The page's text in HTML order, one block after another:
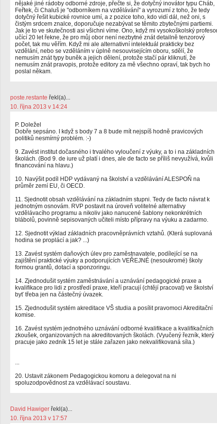
nějaké jiné rádoby odborné zdroje, přečte si, že dotyčný inovátor typu Cháb,
Feřtek, či Chaluš je "odborníkem na vzdělávání" a vyrozumí z toho, že tedy
dotyčný řešit kubické rovnice umí, a z pozice toho, kdo vidí dál, než oni, s
čistým srdcem znalce, doporučuje nezabývat se těmito zbytečnými partiemi.
Jak je to ve skutečnosti asi všichni víme. Ono, když mi vysokoškolský
učící 20 let řekne, že pro můj obor není nezbytné znát detailně tenzorový
počet, tak mu věřím. Když mi ale alternativní intelektuál prakticky bez
vzdělání, nebo se vzděláním v úplně nesouvisejícím oboru, sdělí, že
nemusím znát typy buněk a jejich dělení, protože stačí pár kliknutí, že
nemusím znát pravopis, protože editory za mě všechno opraví, tak bych ho
poslal někam.
poste.restante řekl(a)...
10. října 2013 v 14:24
P. Doležel
Dobře sepsáno. I když s body 7 a 8 bude mít nejspíš hodně pravicových
politiků nesmírný problém. :-)
9. Zavést institut dočasného i trvalého vyloučení z výuky, a to i na základních
školách. (Bod 9. de iure už platí i dnes, ale de facto se příliš nevyužívá, kvůli
financování na hlavu.)
10. Navýšit podíl HDP vydávaný na školství a vzdělávání ALESPOŇ na
průměr zemí EU, či OECD.
11. Sjednotit obsah vzdělávání na základním stupni. Tedy de facto návrat k
jednotným osnovám. RVP postavit na úroveň volitelné alternativy
vzdělávacího programu a nikoliv jako nanucené šablony nekonkrétních
blábolů, povinně sepisovaných učiteli místo přípravy na výuku a zadarmo.
12. Sjednotit výklad základních pracovněprávních vztahů. (Která suplovaná
hodina se proplácí a jak? ...)
13. Zavést systém daňových úlev pro zaměstnavatele, podílející se na
zajištění praktické výuky a podporujících VEŘEJNÉ (nesoukromé) školy
formou grantů, dotací a sponzoringu.
14. Zjednodušit systém zaměstnávání a uznávání pedagogické praxe a
kvalifikace pro lidi z prostředí praxe, kteří pracují (chtějí pracovat) ve školství
byť třeba jen na částečný úvazek.
15. Zjednodušit systém akreditace VŠ studia a posílit pravomoci Akreditační
komise.
16. Zavést systém jednotného uznávání odborné kvalifikace a kvalifikačních
zkoušek, organizovaných na akreditovaných školách. (Vyučený řezník, který
pracuje jako zedník 15 let je stále zařazen jako nekvalifikovaná síla.)
...
20. Ustavit zákonem Pedagogickou komoru a delegovat na ni
spoluzodpovědnost za vzdělávací soustavu.
David Hawiger řekl(a)...
10. října 2013 v 17:57